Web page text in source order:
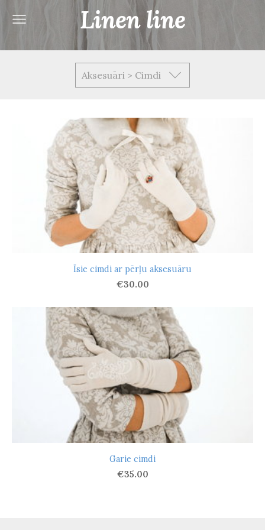
Linen line
Aksesuāri > Cimdi
Īsie cimdi ar pērļu aksesuāru
€30.00
Garie cimdi
€35.00